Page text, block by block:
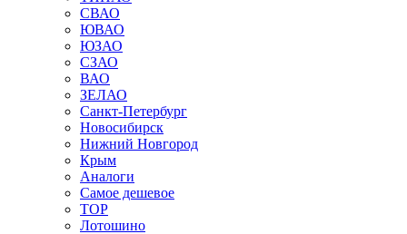
СВАО
ЮВАО
ЮЗАО
СЗАО
ВАО
ЗЕЛАО
Санкт-Петербург
Новосибирск
Нижний Новгород
Крым
Аналоги
Самое дешевое
TOP
Лотошино